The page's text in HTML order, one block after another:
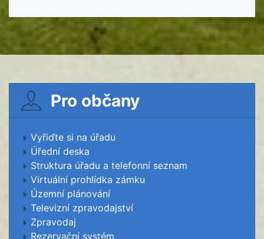
Pro občany
Vyřiďte si na úřadu
Úřední deska
Struktura úřadu a telefonní seznam
Virtuální prohlídka zámku
Územní plánování
Televizní zpravodajství
Zpravodaj
Rezervační systém